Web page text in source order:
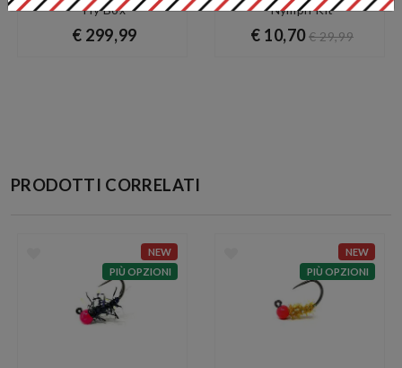
Fly Box
€ 299,99
Nymph Kit
€ 10,70€ 29,99
PRODOTTI CORRELATI
NEW
PIÙ OPZIONI
NEW
PIÙ OPZIONI